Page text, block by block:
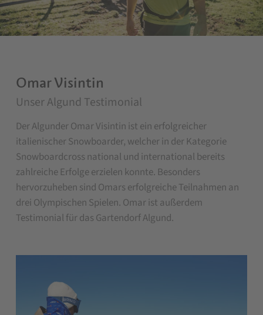
Omar Visintin
Unser Algund Testimonial
Der Algunder Omar Visintin ist ein erfolgreicher
italienischer Snowboarder, welcher in der Kategorie
Snowboardcross national und international bereits
zahlreiche Erfolge erzielen konnte. Besonders
hervorzuheben sind Omars erfolgreiche Teilnahmen an
drei Olympischen Spielen. Omar ist außerdem
Testimonial für das Gartendorf Algund.